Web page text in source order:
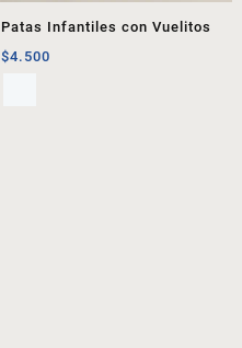
Patas Infantiles con Vuelitos
$4.500